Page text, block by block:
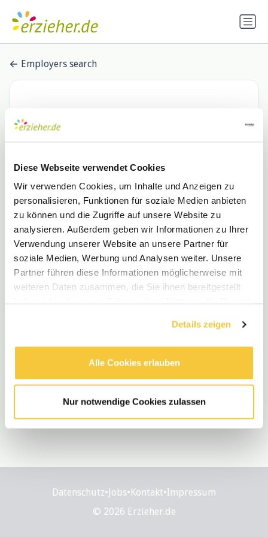
Diese Webseite verwendet Cookies
Wir verwenden Cookies, um Inhalte und Anzeigen zu
personalisieren, Funktionen für soziale Medien anbieten
zu können und die Zugriffe auf unsere Website zu
analysieren. Außerdem geben wir Informationen zu Ihrer
Verwendung unserer Website an unsere Partner für
soziale Medien, Werbung und Analysen weiter. Unsere
Partner führen diese Informationen möglicherweise mit
weiteren Daten zusammen, die Sie ihnen bereitgestellt
Details zeigen
Alle Cookies erlauben
Nur notwendige Cookies zulassen
Employers search
Studierendenwerk Aachen AöR
0 Stellenangebote
Datenschutz•Jobs•Kontakt•Impressum
© 2026 Erzieher.de